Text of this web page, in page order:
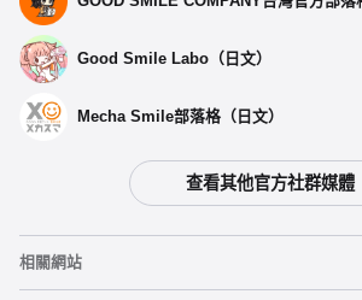
【第二波預購】 諾亞爾：黑兔 - 預定於
Good Smile Labo（日文）
Mecha Smile部落格（日文）
查看其他官方社群媒體
相關網站